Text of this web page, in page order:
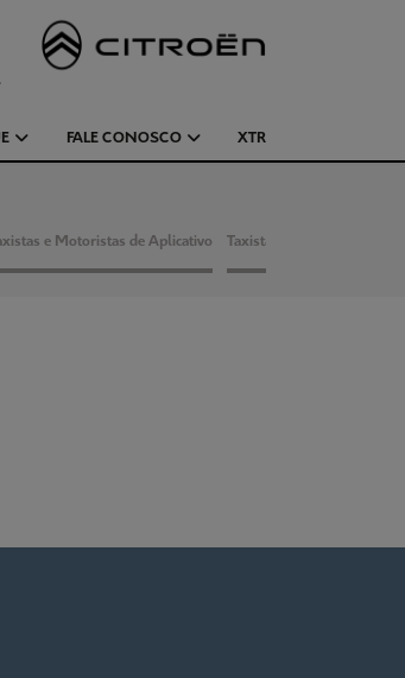
FALE CONOSCO XTR
e Motoristas de Aplicativo Taxistas